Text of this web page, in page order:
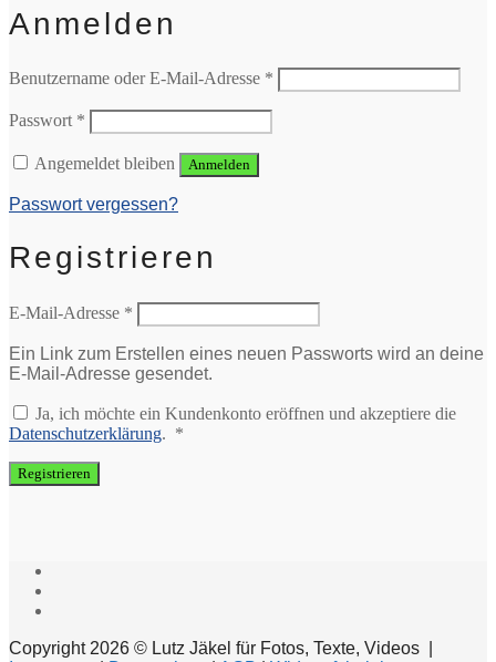
Anmelden
Benutzername oder E-Mail-Adresse * Erforderlich
Passwort * Erforderlich
Angemeldet bleiben Anmelden
Passwort vergessen?
Registrieren
E-Mail-Adresse * Erforderlich
Ein Link zum Erstellen eines neuen Passworts wird an deine
E-Mail-Adresse gesendet.
Ja, ich möchte ein Kundenkonto eröffnen und akzeptiere die
Datenschutzerklärung. *
Registrieren
Copyright 2026 © Lutz Jäkel für Fotos, Texte, Videos |